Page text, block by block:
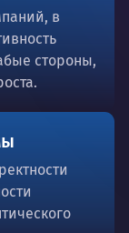
в
стороны,